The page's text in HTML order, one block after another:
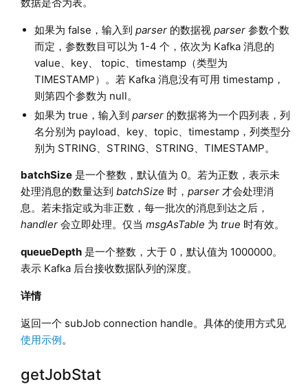
如果为 false，输入到 parser的数据视 parser参数个数
而定，参数数目可以为 1-4 个，依次为 Kafka 消息的
value、key、 topic、timestamp（类型为
TIMESTAMP）。若 Kafka 消息没有可用 timestamp，
则第四个参数为 null。
如果为 true，输入到 parser的数据将为一个四列表，列
名分别为 payload、key、topic、timestamp，列类型分
别为 STRING、STRING、STRING、TIMESTAMP。
batchSize是一个整数，默认值为 0。若为正数，表示未
处理消息的数量达到 batchSize 时， parser才会处理消
息。若未指定或为非正数，每一批次的消息到达之后，
handler会立即处理。仅当 msgAsTable 为 true 时有效。
queueDepth是一个整数，大于 0，默认值为 1000000。
表示 Kafka 后台接收数据队列的深度。
详情
返回一个 subJob connection handle。具体的使用方式见
使用示例。
getJobStat